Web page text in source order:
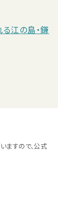
江の島・鎌
ますので、公式